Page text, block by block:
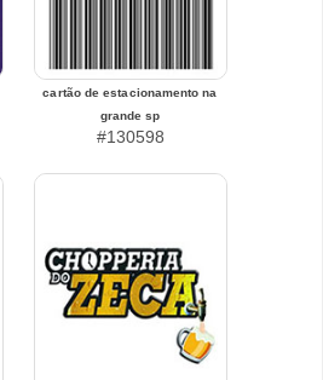
cartão de estacionamento na
grande sp
#130598